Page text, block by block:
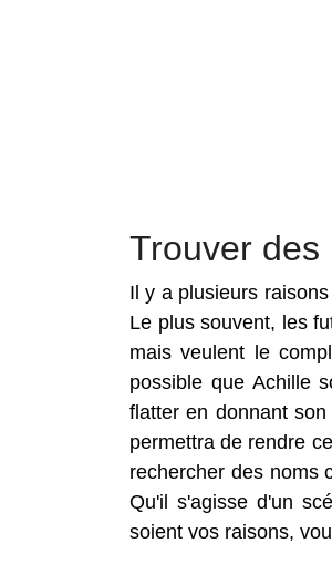
Trouver des
Il y a plusieurs
Le plus souvent, les
mais veulent le
possible que Achille
flatter en donnant
permettra de rendre
rechercher des noms
Qu'il s'agisse d'un
soient vos raisons,